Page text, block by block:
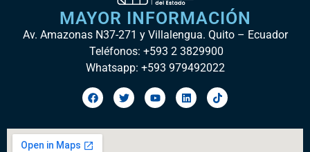
MAYOR INFORMACIÓN
Av. Amazonas N37-271 y Villalengua. Quito – Ecuador
Teléfonos: +593 2 3829900
Whatsapp: +593 979492022